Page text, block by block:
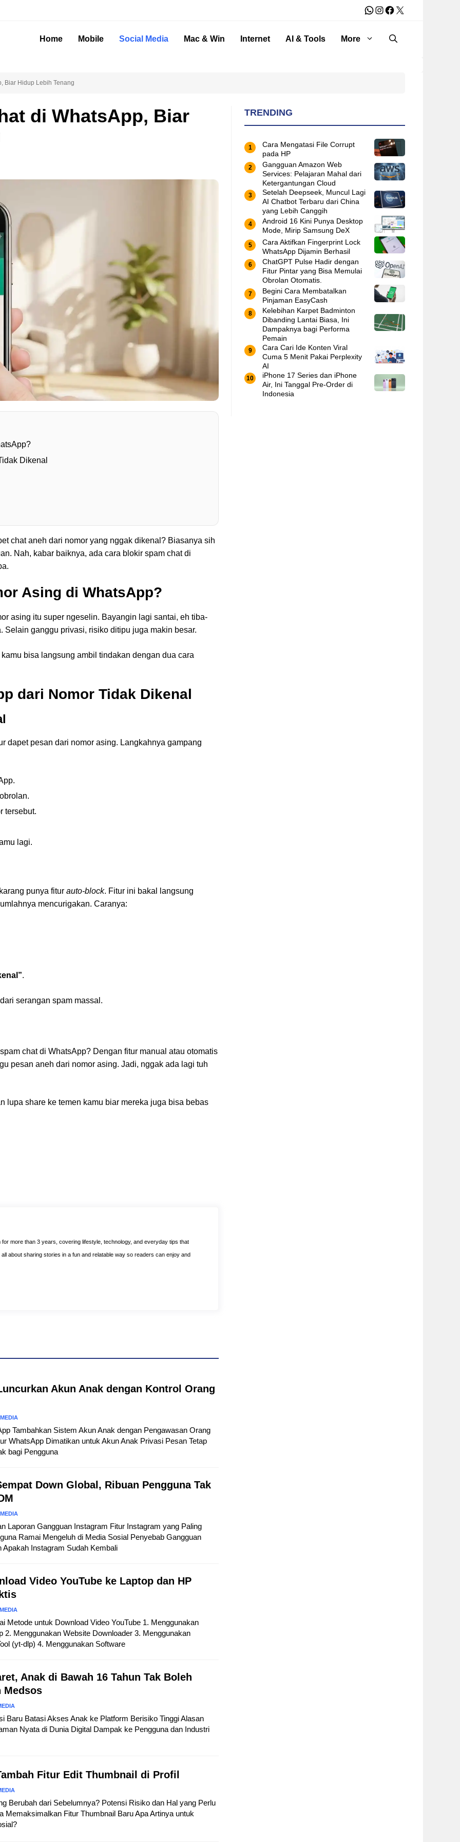
WhatsApp
Instagram
Facebook
X
Home Mobile Social Media Mac & Win Internet AI & Tools More
Biar Hidup Lebih Tenang
di WhatsApp, Biar
Dikenal
chat aneh dari nomor yang nggak dikenal? Biasanya sih
Nah, kabar baiknya, ada cara blokir spam chat di
Asing di WhatsApp?
asing itu super ngeselin. Bayangin lagi santai, eh tiba-
ganggu privasi, risiko ditipu juga makin besar.
bisa langsung ambil tindakan dengan dua cara
dari Nomor Tidak Dikenal
dapet pesan dari nomor asing. Langkahnya gampang
tersebut.
lagi.
punya fitur auto-block. Fitur ini bakal langsung
mencurigakan. Caranya:
.
serangan spam massal.
chat di WhatsApp? Dengan fitur manual atau otomatis
pesan aneh dari nomor asing. Jadi, nggak ada lagi tuh
lupa share ke temen kamu biar mereka juga bisa bebas
for more than 3 years, covering lifestyle, technology, and everyday tips that
about sharing stories in a fun and relatable way so readers can enjoy and
Akun Anak dengan Kontrol Orang
Tambahkan Sistem Akun Anak dengan Pengawasan Orang
WhatsApp Dimatikan untuk Akun Anak Privasi Pesan Tetap
bagi Pengguna
Down Global, Ribuan Pengguna Tak
Laporan Gangguan Instagram Fitur Instagram yang Paling
Ramai Mengeluh di Media Sosial Penyebab Gangguan
Apakah Instagram Sudah Kembali
Video YouTube ke Laptop dan HP
Metode untuk Download Video YouTube 1. Menggunakan
2. Menggunakan Website Downloader 3. Menggunakan
(yt-dlp) 4. Menggunakan Software
Anak di Bawah 16 Tahun Tak Boleh
Medsos
Baru Batasi Akses Anak ke Platform Berisiko Tinggi Alasan
Nyata di Dunia Digital Dampak ke Pengguna dan Industri
Fitur Edit Thumbnail di Profil
Berubah dari Sebelumnya? Potensi Risiko dan Hal yang Perlu
Memaksimalkan Fitur Thumbnail Baru Apa Artinya untuk
TRENDING
Cara Mengatasi File Corrupt
pada HP
Gangguan Amazon Web
Services: Pelajaran Mahal dari
Ketergantungan Cloud
Setelah Deepseek, Muncul Lagi
AI Chatbot Terbaru dari China
yang Lebih Canggih
Android 16 Kini Punya Desktop
Mode, Mirip Samsung DeX
Cara Aktifkan Fingerprint Lock
WhatsApp Dijamin Berhasil
ChatGPT Pulse Hadir dengan
Fitur Pintar yang Bisa Memulai
Obrolan Otomatis.
Begini Cara Membatalkan
Pinjaman EasyCash
Kelebihan Karpet Badminton
Dibanding Lantai Biasa, Ini
Dampaknya bagi Performa
Pemain
Cara Cari Ide Konten Viral
Cuma 5 Menit Pakai Perplexity
AI
iPhone 17 Series dan iPhone
Air, Ini Tanggal Pre-Order di
Indonesia